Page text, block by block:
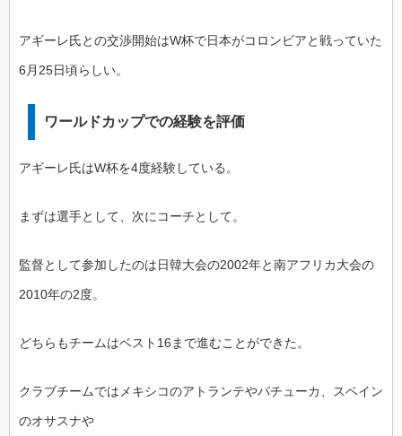
アギーレ氏との交渉開始はW杯で日本がコロンビアと戦っていた
6月25日頃らしい。
ワールドカップでの経験を評価
アギーレ氏はW杯を4度経験している。
まずは選手として、次にコーチとして。
監督として参加したのは日韓大会の2002年と南アフリカ大会の
2010年の2度。
どちらもチームはベスト16まで進むことができた。
クラブチームではメキシコのアトランテやパチューカ、スペイン
のオサスナや